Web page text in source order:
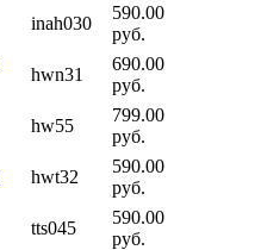
inah030
590.00
руб.
hwn31
690.00
руб.
hw55
799.00
руб.
hwt32
590.00
руб.
tts045
590.00
руб.